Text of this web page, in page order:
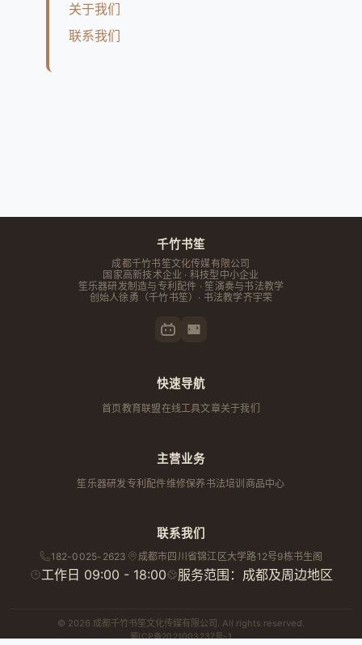
关于我们
联系我们
千竹书笙
成都千竹书笙文化传媒有限公司
国家高新技术企业 · 科技型中小企业
笙乐器研发制造与专利配件 · 笙演奏与书法教学
创始人徐勇 （千竹书笙）· 书法教学齐宇荣
快速导航
首页教育联盟在线工具文章关于我们
主营业务
笙乐器研发专利配件维修保养 书法培训 商品中心
联系我们
182-0025-2623 成都市四川省锦江区大学路12号9栋书生阁
工作日 09:00 - 18:00 服务范围：成都及周边地区
© 2026 成都千竹书笙文化传媒有限公司. All rights reserved.
蜀ICP备2021003237号-1